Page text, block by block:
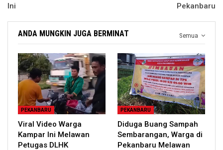
Ini
Pekanbaru
Semua
ANDA MUNGKIN JUGA BERMINAT
PEKANBARU
Viral Video Warga
Kampar Ini Melawan
Petugas DLHK
PEKANBARU
Diduga Buang Sampah
Sembarangan, Warga di
Pekanbaru Melawan